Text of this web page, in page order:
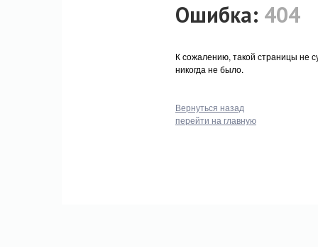
Ошибка: 404
К сожалению, такой страницы не
никогда не было.
Вернуться назад
перейти на главную